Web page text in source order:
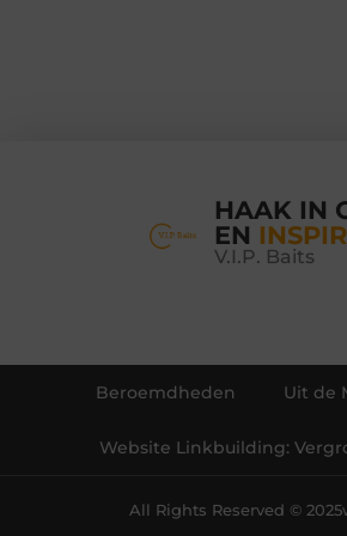
HAAK IN
EN
V.I.P. Baits
Beroemdheden Uit de
Website Linkbuilding:
All Rights Reserved © 2025